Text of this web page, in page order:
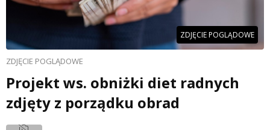
ZDJĘCIE POGLĄDOWE
ZDJĘCIE POGLĄDOWE
Projekt ws. obniżki diet radnych
zdjęty z porządku obrad